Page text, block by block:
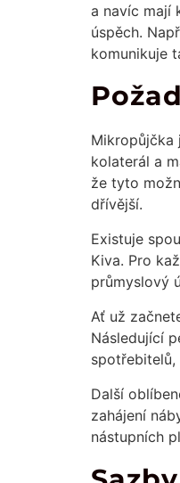
a navíc mají
úspěch.
komunikuje
Mikropůjčka
kolaterál a
že tyto
dřívější.
Existuje
Kiva. Pro
průmyslový
Ať už
Následující
Další
zahájení
nástupních